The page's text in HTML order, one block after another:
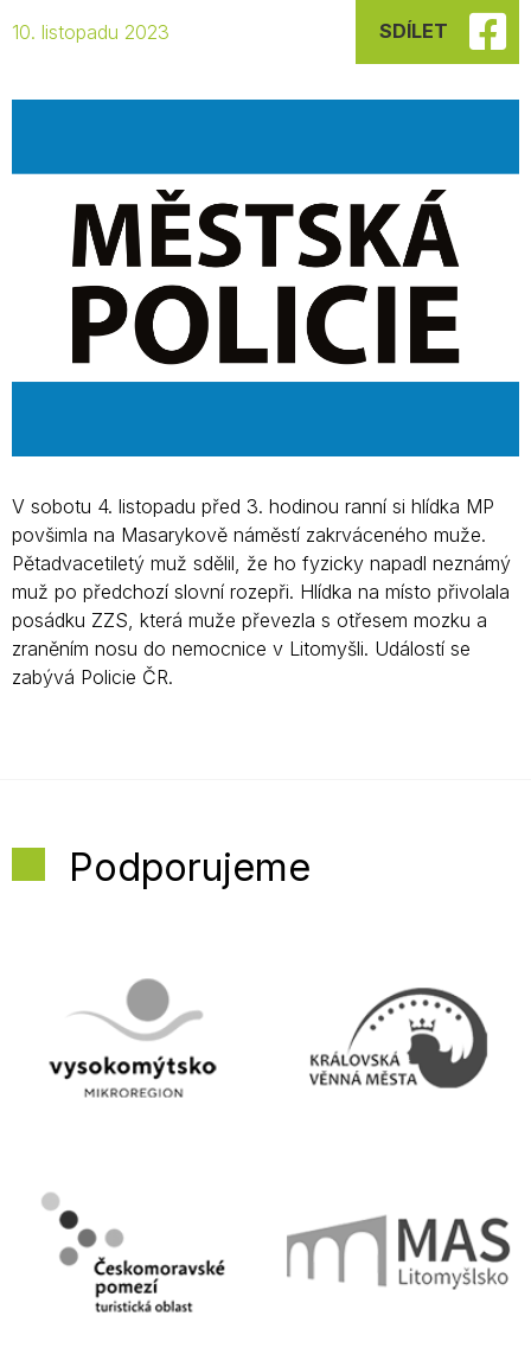
10. listopadu 2023 SDÍLET
V sobotu 4. listopadu před 3. hodinou ranní si hlídka MP
povšimla na Masarykově náměstí zakrváceného muže.
Pětadvacetiletý muž sdělil, že ho fyzicky napadl neznámý
muž po předchozí slovní rozepři. Hlídka na místo přivolala
posádku ZZS, která muže převezla s otřesem mozku a
zraněním nosu do nemocnice v Litomyšli. Událostí se
zabývá Policie ČR.
Podporujeme